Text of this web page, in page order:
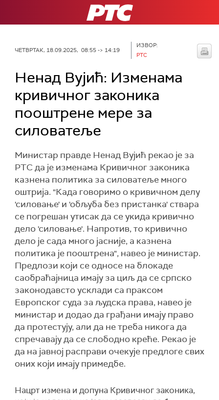
РТС
ЧЕТВРТАК, 18.09.2025, 08:55 -> 14:19
ИЗВОР:
РТС
Ненад Вујић: Изменама
кривичног законика
пооштрене мере за
силоватеље
Mинистaр правде Ненад Вујић рекао је за
РТС да је изменама Кривичног законика
казнена политика за силоватеље много
оштрија. "Када говоримо о кривичном делу
'силовање' и 'обљуба без пристанка' ствара
се погрешан утисак да се укида кривично
дело 'силовање'. Напротив, то кривично
дело је сада много јасније, а казнена
политика је пооштрена", навео је министар.
Предлози који се односе на блокаде
саобраћајница имају за циљ да се српско
законодавсто усклади са праксом
Европског суда за људска права, навео је
министар и додао да грађани имају право
да протестују, али да не треба никога да
спречавају да се слободно креће. Рекао је
да на јавној расправи очекује предлоге свих
оних који имају примедбе.
Нацрт измена и допуна Кривичног законика,